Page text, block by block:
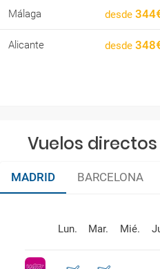
Málaga desde
Alicante desde
Vuelos
MADRID BARCELONA
Lun. Mar. Mié.